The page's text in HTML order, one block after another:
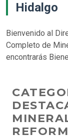
Hidalgo
Bienvenido al
Completo de
encontrarás